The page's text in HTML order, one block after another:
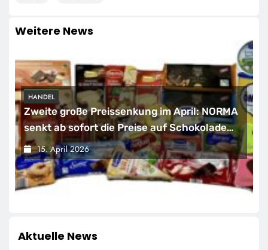
Weitere News
HANDEL
Zweite große Preissenkung im April: NORMA
senkt ab sofort die Preise auf Schokolade
und Käse um bis zu 16 Prozent / Mit
LECKERROM, CREMISEE, EXCELSIOR süßer
und herzhafter Genuss
15. April 2026
Aktuelle News